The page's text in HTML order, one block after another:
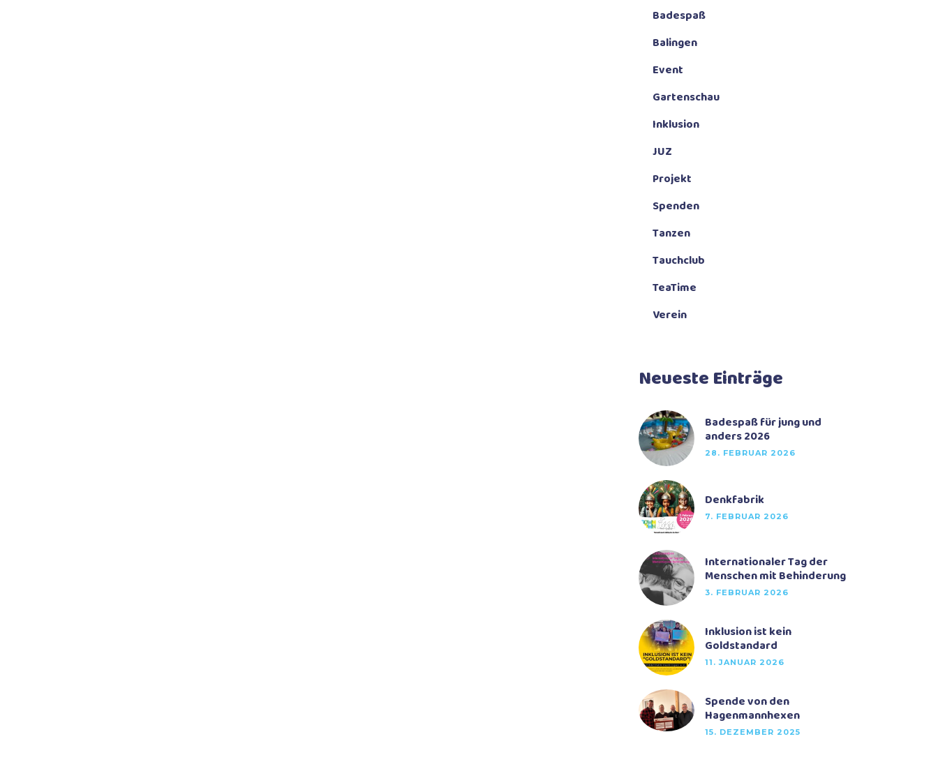
Badespaß
Balingen
Event
Gartenschau
Inklusion
JUZ
Projekt
Spenden
Tanzen
Tauchclub
TeaTime
Verein
Neueste Einträge
Badespaß für jung und
anders 2026
28. FEBRUAR 2026
Denkfabrik
7. FEBRUAR 2026
Internationaler Tag der
Menschen mit Behinderung
3. FEBRUAR 2026
Inklusion ist kein
Goldstandard
11. JANUAR 2026
Spende von den
Hagenmannhexen
15. DEZEMBER 2025